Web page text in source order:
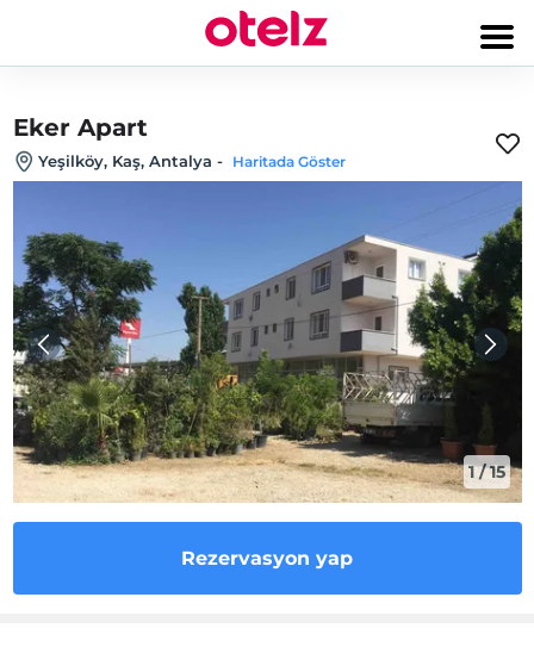
Eker Apart
Yeşilköy, Kaş, Antalya - Haritada Göster
1/15
Rezervasyon yap